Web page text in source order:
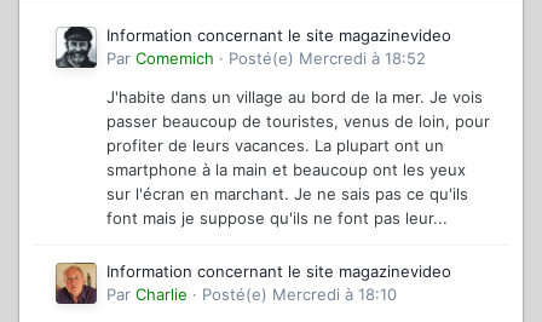
Information concernant le site magazinevideo
Par Comemich · Posté(e) Mercredi à 18:52
J'habite dans un village au bord de la mer. Je vois
passer beaucoup de touristes, venus de loin, pour
profiter de leurs vacances. La plupart ont un
smartphone à la main et beaucoup ont les yeux
sur l'écran en marchant. Je ne sais pas ce qu'ils
font mais je suppose qu'ils ne font pas leur...
Information concernant le site magazinevideo
Par Charlie · Posté(e) Mercredi à 18:10